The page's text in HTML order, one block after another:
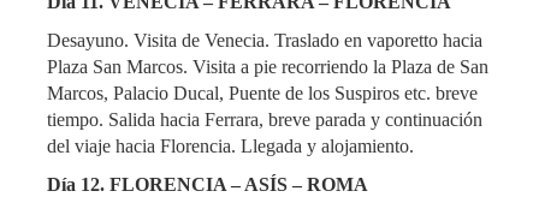
Desayuno. Visita de Venecia. Traslado en vaporetto hacia
Plaza San Marcos. Visita a pie recorriendo la Plaza de San
Marcos, Palacio Ducal, Puente de los Suspiros etc. breve
tiempo. Salida hacia Ferrara, breve parada y continuación
del viaje hacia Florencia. Llegada y alojamiento.
Día 12. FLORENCIA – ASÍS – ROMA